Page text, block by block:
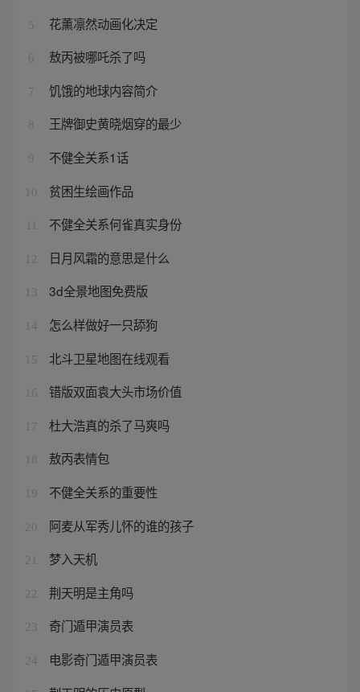
5 花薰凛然动画化决定
6 敖丙被哪吒杀了吗
7 饥饿的地球内容简介
8 王牌御史黄晓烟穿的最少
9 不健全关系1话
10 贫困生绘画作品
不健全关系何雀真实身份
12 日月风霜的意思是什么
13 3d全景地图免费版
14 怎么样做好一只舔狗
15 北斗卫星地图在线观看
16 错版双面袁大头市场价值
17 杜大浩真的杀了马爽吗
18 敖丙表情包
19 不健全关系的重要性
20 阿麦从军秀儿怀的谁的孩子
21 梦入天机
22 荆天明是主角吗
23 奇门遁甲演员表
24 电影奇门遁甲演员表